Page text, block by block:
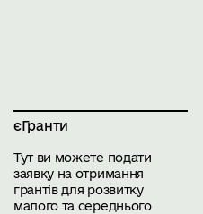
єГранти
Тут ви можете подати
заявку на отримання
грантів для розвитку
малого та середнього